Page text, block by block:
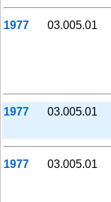
1977 03.005.01
1977 03.005.01
1977 03.005.01